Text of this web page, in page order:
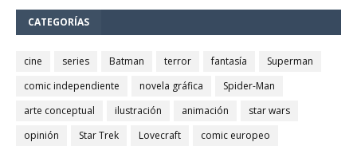
CATEGORÍAS
cine series Batman terror fantasía
Superman
comic independiente
novela gráfica
Spider-Man
arte conceptual
ilustración animación
star wars
opinión
Star Trek Lovecraft comic europeo